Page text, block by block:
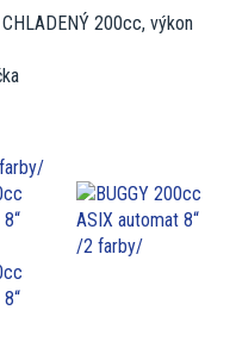
CHLADENÝ 200cc, výkon